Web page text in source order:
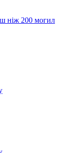
ніж 200 могил